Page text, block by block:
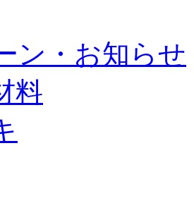
ン・お知らせ
料